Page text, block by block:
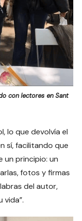
con lectores en Sant
lo que devolvía el
sí, facilitando que
un principio: un
fotos y firmas
del autor,
vida”.